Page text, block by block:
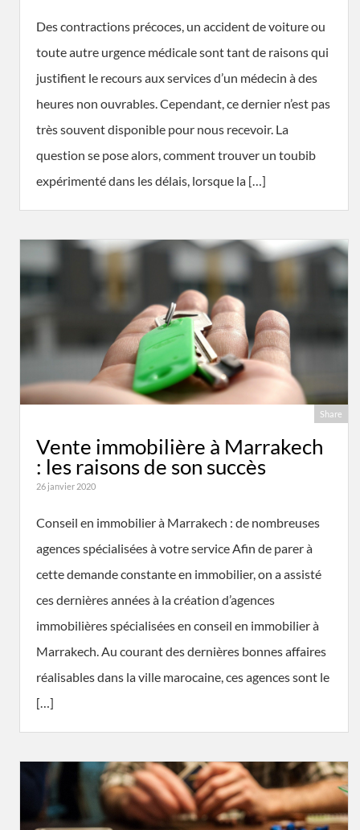
Des contractions précoces, un accident de voiture ou
toute autre urgence médicale sont tant de raisons qui
justifient le recours aux services d’un médecin à des
heures non ouvrables. Cependant, ce dernier n’est pas
très souvent disponible pour nous recevoir. La
question se pose alors, comment trouver un toubib
expérimenté dans les délais, lorsque la […]
Share
Vente immobilière à Marrakech
: les raisons de son succès
26 janvier 2020
Conseil en immobilier à Marrakech : de nombreuses
agences spécialisées à votre service Afin de parer à
cette demande constante en immobilier, on a assisté
ces dernières années à la création d’agences
immobilières spécialisées en conseil en immobilier à
Marrakech. Au courant des dernières bonnes affaires
réalisables dans la ville marocaine, ces agences sont le
[…]